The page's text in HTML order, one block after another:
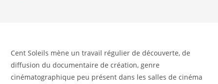
Cent Soleils mène un travail régulier de découverte, de
diffusion du documentaire de création, genre
cinématographique peu présent dans les salles de cinéma